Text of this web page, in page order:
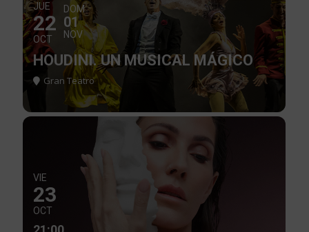
JUE
22
OCT
DOM
01
NOV
HOUDINI. UN MUSICAL MÁGICO
Gran Teatro
VIE
23
OCT